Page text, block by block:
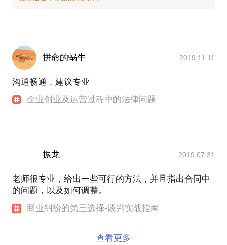
拼命的蜗牛 2019.11.11
沟通畅通，建议专业
企业创业及运营过程中的法律问题
振龙 2019.07.31
老师很专业，给出一些可行的方法，并且指出合同中
的问题，以及如何调整。
商业纠纷的第三选择-谈判实战指南
查看更多